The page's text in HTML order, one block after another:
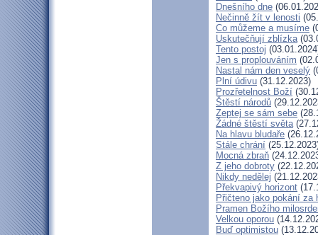
Dnešního dne
Nečinně žít v lenosti
Co můžeme a musíme
Uskutečňují zblízka
Tento postoj
Jen s proplouváním
Nastal nám den veselý
Plní údivu (31.12.2023)
Prozřetelnost Boží
Štěstí národů
Zeptej se sám sebe
Žádné štěstí světa
Na hlavu bludaře
Stále chrání
Mocná zbraň
Z jeho dobroty
Nikdy nedělej
Překvapivý horizont
Přičteno jako pokání za
Pramen Božího
Velkou oporou
Buď optimistou